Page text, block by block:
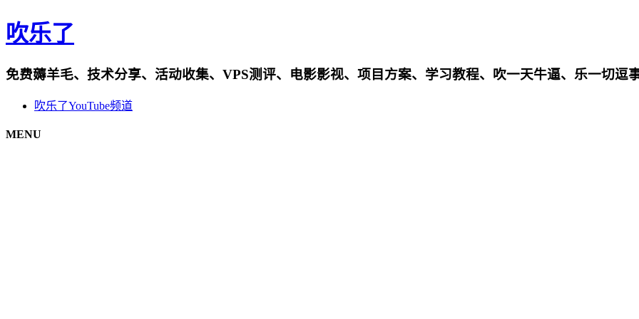
吹乐了
免费薅羊毛、技术分享、活动收集、VPS测评、电影影视、项目方案、学习教程、吹一天牛逼、乐一切逗
吹乐了YouTube频道
MENU